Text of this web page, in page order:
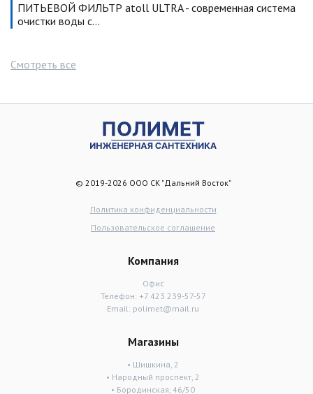
ПИТЬЕВОЙ ФИЛЬТР atoll ULTRA - современная система
очистки воды с…
Смотреть все
© 2019-2026 ООО СК "Дальний Восток"
Политика конфиденциальности
Пользовательское соглашение
Компания
Офис
Телефон: +7 423 239-57-57
Email: polimet@mail.ru
Магазины
• Шишкина, 2
• Народный проспект, 2
• Бородинская, 46/50